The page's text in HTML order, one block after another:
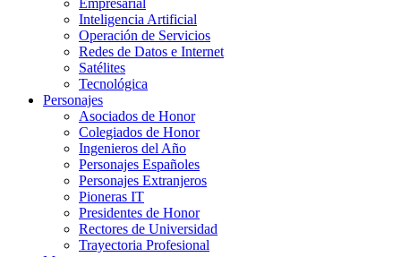
Empresarial
Inteligencia Artificial
Operación de Servicios
Redes de Datos e Internet
Satélites
Tecnológica
Personajes
Asociados de Honor
Colegiados de Honor
Ingenieros del Año
Personajes Españoles
Personajes Extranjeros
Pioneras IT
Presidentes de Honor
Rectores de Universidad
Trayectoria Profesional